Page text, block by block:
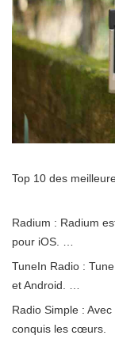
Top 10 des
Radium : Radium
pour iOS. …
TuneIn Radio :
et Android. …
Radio Simple :
conquis les cœurs.